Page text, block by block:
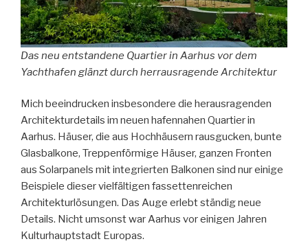
Das neu entstandene Quartier in Aarhus vor dem
Yachthafen glänzt durch herrausragende Architektur
Mich beeindrucken insbesondere die herausragenden
Architekturdetails im neuen hafennahen Quartier in
Aarhus. Häuser, die aus Hochhäusern rausgucken, bunte
Glasbalkone, Treppenförmige Häuser, ganzen Fronten
aus Solarpanels mit integrierten Balkonen sind nur einige
Beispiele dieser vielfältigen fassettenreichen
Architekturlösungen. Das Auge erlebt ständig neue
Details. Nicht umsonst war Aarhus vor einigen Jahren
Kulturhauptstadt Europas.